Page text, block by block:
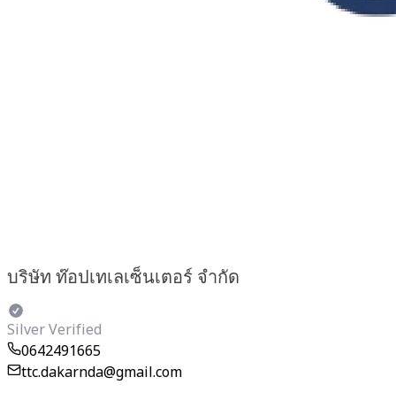
บริษัท ท๊อปเทเลเซ็นเตอร์ จำกัด
Silver Verified
0642491665
ttc.dakarnda@gmail.com